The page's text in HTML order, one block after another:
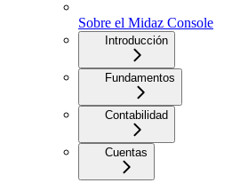
Sobre el Midaz Console
Introducción
Fundamentos
Contabilidad
Cuentas